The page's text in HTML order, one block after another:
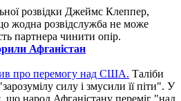
розвідки Джеймс Клеппер,
жодна розвідслужба не може
партнера чинити опір.
Афганістан
про перемогу над США. Таліби
силу і змусили її піти". У
що народ Афганістану переміг "над